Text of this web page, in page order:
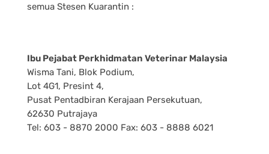
semua Stesen Kuarantin :
Ibu Pejabat Perkhidmatan Veterinar Malaysia
Wisma Tani, Blok Podium,
Lot 4G1, Presint 4,
Pusat Pentadbiran Kerajaan Persekutuan,
62630 Putrajaya
Tel: 603 - 8870 2000 Fax: 603 - 8888 6021